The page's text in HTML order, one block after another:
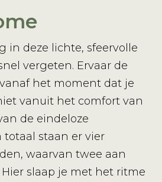
in deze lichte, sfeervolle
vergeten. Ervaar de
het moment dat je
vanuit het comfort van
de eindeloze
totaal staan er vier
waarvan twee aan
slaap je met het ritme